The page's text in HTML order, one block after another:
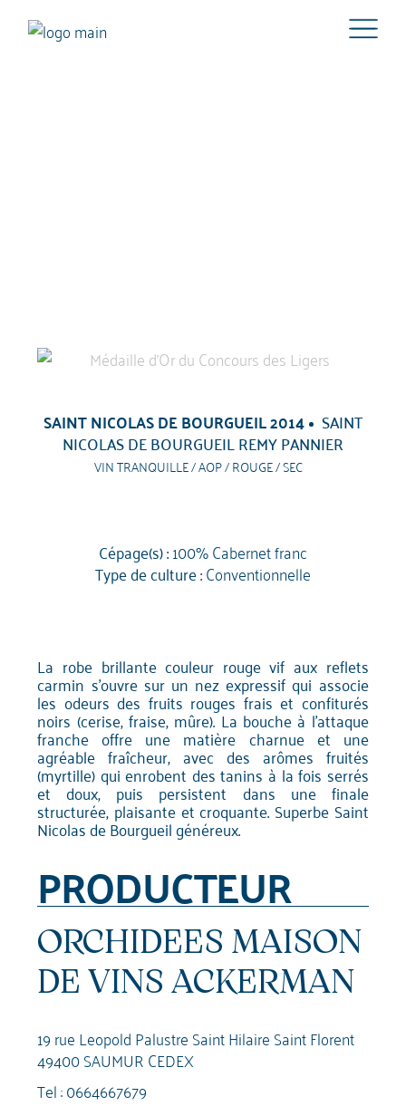
SAINT NICOLAS DE BOURGUEIL 2014 SAINT
NICOLAS DE BOURGUEIL REMY PANNIER
VIN TRANQUILLE / AOP / ROUGE / SEC
Cépage(s) :100% Cabernet franc
Type de culture :Conventionnelle
La robe brillante couleur rouge vif aux reflets
carmin s'ouvre sur un nez expressif qui associe
les odeurs des fruits rouges frais et confiturés
noirs (cerise, fraise, mûre). La bouche à l'attaque
franche offre une matière charnue et une
agréable fraîcheur, avec des arômes fruités
(myrtille) qui enrobent des tanins à la fois serrés
et doux, puis persistent dans une finale
structurée, plaisante et croquante. Superbe Saint
Nicolas de Bourgueil généreux.
PRODUCTEUR
ORCHIDEES MAISON
DE VINS ACKERMAN
19 rue Leopold Palustre Saint Hilaire Saint Florent
49400 SAUMUR CEDEX
Tel :0664667679